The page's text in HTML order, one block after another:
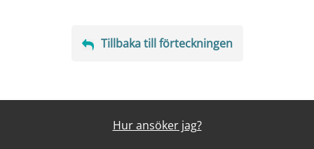
Tillbaka till förteckningen
Hur ansöker jag?